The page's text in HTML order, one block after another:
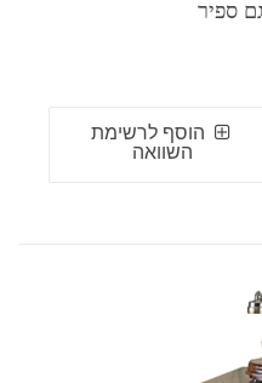
ספיר
הוסף לרשימת
השוואה